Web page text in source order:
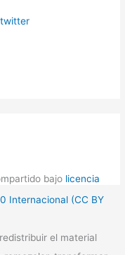
twitter
bajo licencia
Internacional (CC BY
el material